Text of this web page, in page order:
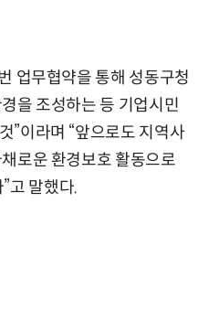
업무협약을 통해 성동구청
을 조성하는 등 기업시민
”이라며 “앞으로도 지역사
로운 환경보호 활동으로
고 말했다.